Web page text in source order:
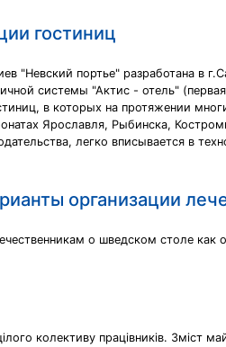
гостиниц
"Невский портье" разработана в
системы "Актис - отель"
в которых на протяжении
Ярославля, Рыбинска,
легко вписывается в
организации
о шведском столе как
колективу працівників. Зміст